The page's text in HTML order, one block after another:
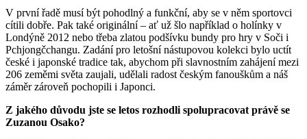
V první řadě musí být pohodlný a funkční, aby se v něm sportovci
cítili dobře. Pak také originální – ať už šlo například o holínky v
Londýně 2012 nebo třeba zlatou podšívku bundy pro hry v Soči i
Pchjongčchangu. Zadání pro letošní nástupovou kolekci bylo uctít
české i japonské tradice tak, abychom při slavnostním zahájení mezi
206 zeměmi světa zaujali, udělali radost českým fanouškům a náš
záměr zároveň pochopili i Japonci.
Z jakého důvodu jste se letos rozhodli spolupracovat právě se
Zuzanou Osako?